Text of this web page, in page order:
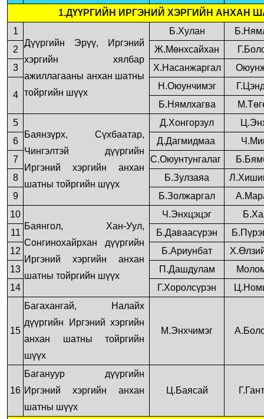
1.ДҮҮРГИЙН ИРГЭНИЙ ХЭРГИЙН АНХАН
1
Дүүргийн Эрүү, Иргэний
хэргийн хялбар
ажиллагааны анхан шатны
тойргийн шүүх
Б.Хулан
2
Ж.Мөнхсайхан
3
Х.Насанжаргал
4
Н.Оюунчимэг
Б.Нямлхагва
5
Баянзүрх, Сүхбаатар,
Чингэлтэй дүүргийн
Иргэний хэргийн анхан
шатны тойргийн шүүх
Д.Хонгорзул
6
Д.Дагмидмаа
7
С.Оюунтунгалаг
8
Б.Зулзаяа
9
Б.Золжаргал
10
Баянгол, Хан-Уул,
Сонгинохайрхан дүүргийн
Иргэний хэргийн анхан
шатны тойргийн шүүх
Ч.Энхцэцэг
11
Б.Даваасүрэн
12
Б.Ариунбат
13
П.Дашдулам
14
Г.Хоролсүрэн
15
Багахангай, Налайх
дүүргийн Иргэний хэргийн
анхан шатны тойргийн
шүүх
М.Энхчимэг
16
Багануур дүүргийн
Иргэний хэргийн анхан
шатны шүүх
Ц.Баясай